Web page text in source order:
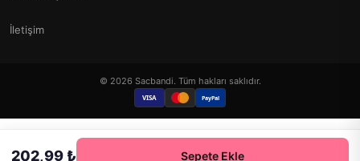
202,99 ₺ Sepete Ekle
İletişim
© 2026 Sacbandi. Tüm hakları saklıdır.
VISA PayPal